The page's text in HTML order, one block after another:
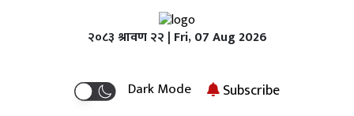
२०८३ श्रावण २२ | Fri, 07 Aug 2026
Dark Mode Subscribe